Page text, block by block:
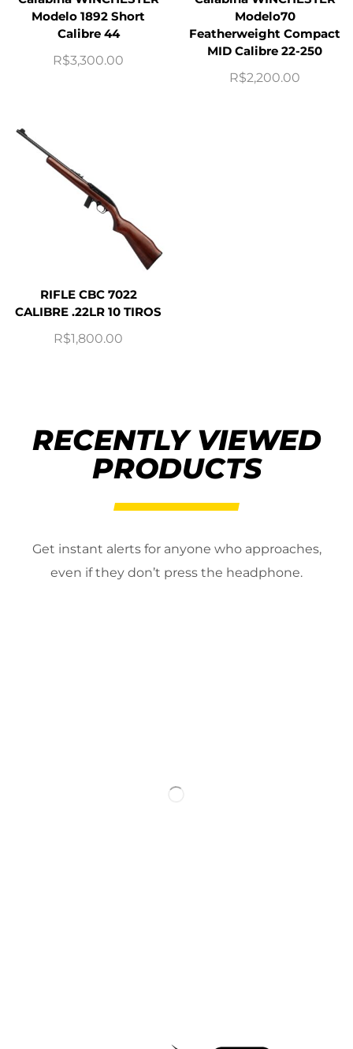
Modelo 1892 Short
Calibre 44
R$3,300.00
Modelo70
Featherweight Compact
MID Calibre 22-250
R$2,200.00
RIFLE CBC 7022
CALIBRE .22LR 10 TIROS
R$1,800.00
RECENTLY VIEWED
PRODUCTS
Get instant alerts for anyone who approaches,
even if they don’t press the headphone.